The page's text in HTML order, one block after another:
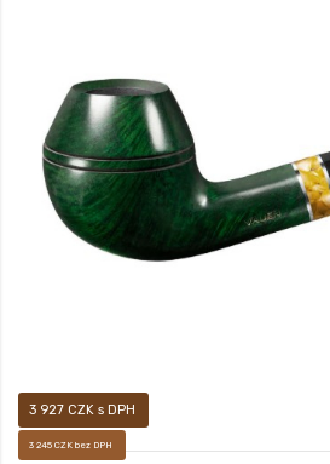
3 927 CZK s DPH
3 245 CZK bez DPH
Prodej pouze osobám starších 18-ti let!
povrch dýmky vám pak dává především